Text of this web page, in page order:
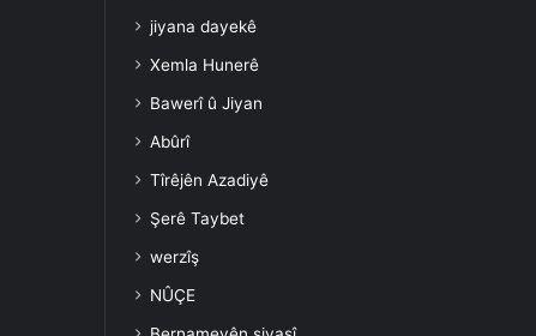
jiyana dayekê
Xemla Hunerê
Bawerî û Jiyan
Abûrî
Tîrêjên Azadiyê
Şerê Taybet
werzîş
NÛÇE